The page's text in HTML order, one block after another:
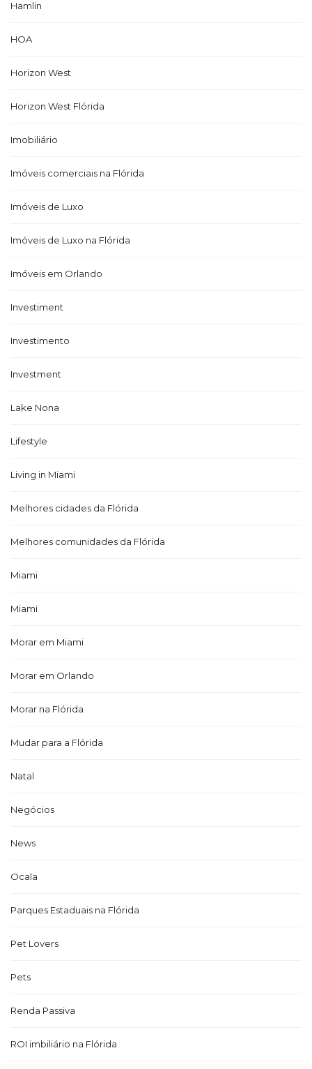
Hamlin
HOA
Horizon West
Horizon West Flórida
Imobiliário
Imóveis comerciais na Flórida
Imóveis de Luxo
Imóveis de Luxo na Flórida
Imóveis em Orlando
Investiment
Investimento
Investment
Lake Nona
Lifestyle
Living in Miami
Melhores cidades da Flórida
Melhores comunidades da Flórida
Miami
Miami
Morar em Miami
Morar em Orlando
Morar na Flórida
Mudar para a Flórida
Natal
Negócios
News
Ocala
Parques Estaduais na Flórida
Pet Lovers
Pets
Renda Passiva
ROI imbiliário na Flórida